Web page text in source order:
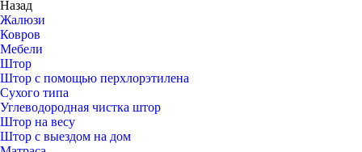
Назад
Жалюзи
Ковров
Мебели
Штор
Штор с помощью перхлорэтилена
Сухого типа
Углеводородная чистка штор
Штор на весу
Штор с выездом на дом